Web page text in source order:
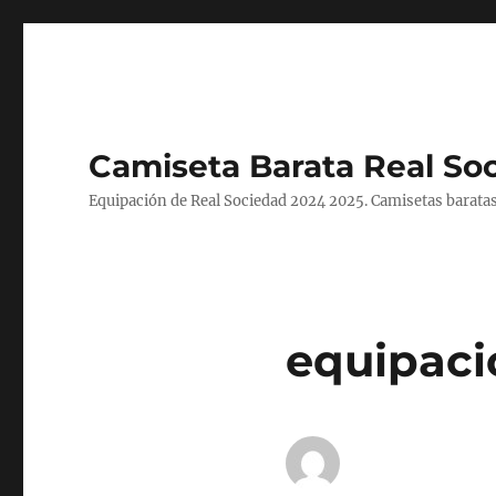
Camiseta Barata Real
Equipación de Real Sociedad 2024 2025. Camisetas